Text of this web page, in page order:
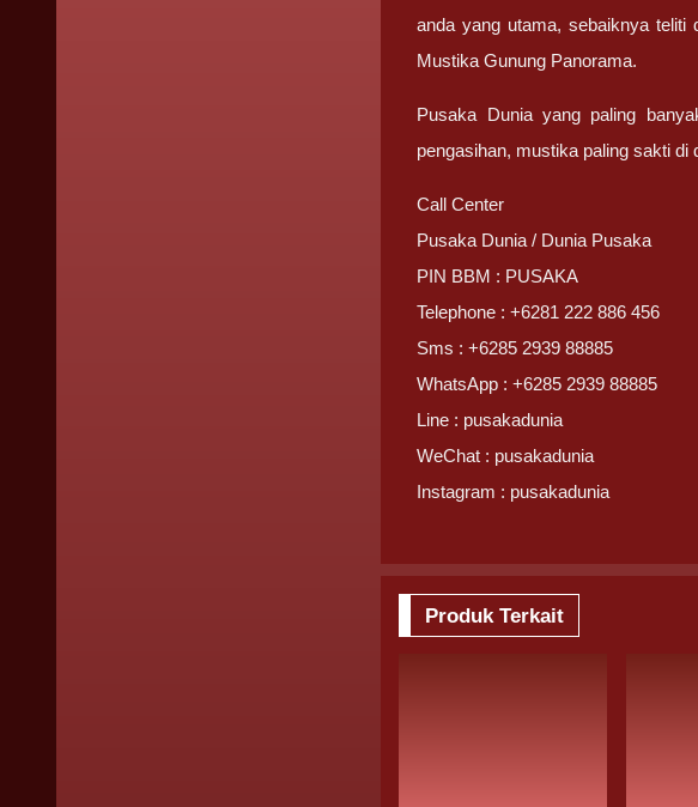
anda yang utama, sebaiknya teliti
Mustika Gunung Panorama.
Pusaka Dunia yang paling
pengasihan, mustika paling sakti
Call Center
Pusaka Dunia / Dunia Pusaka
PIN BBM : PUSAKA
Telephone : +6281 222 886 456
Sms : +6285 2939 88885
WhatsApp : +6285 2939 88885
Line : pusakadunia
WeChat : pusakadunia
Instagram : pusakadunia
Produk Terkait